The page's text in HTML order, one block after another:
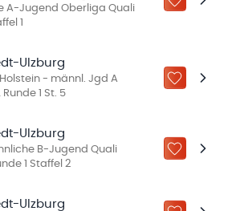
A-Jugend Oberliga Quali
1
ZU „MEINE
Ulzburg
- männl. Jgd A
1 St. 5
ZU „MEINE
Ulzburg
B-Jugend Quali
1 Staffel 2
ZU „MEINE
Ulzburg